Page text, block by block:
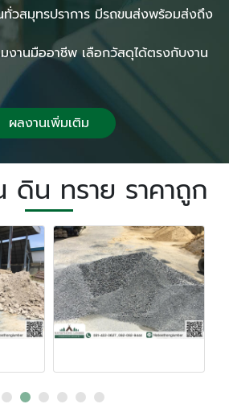
วสมุทรปราการ มีรถขนส่งพร้อมส่งถึง
มงานมืออาชีพ เลือกวัสดุได้ตรงกับงาน
ผลงานเพิ่มเติม
ดิน ทราย ราคาถูก